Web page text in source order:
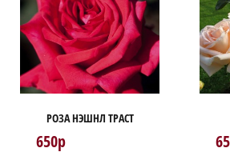
РОЗА НЭШНЛ ТРАСТ
650р